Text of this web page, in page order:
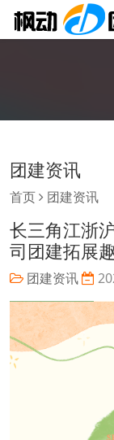
团建资讯
首页 团建资讯
长三角江浙
司团建拓展
团建资讯